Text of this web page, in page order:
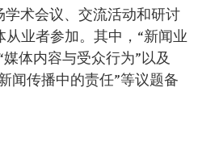
术会议、交流活动和研讨
从业者参加。其中，“新闻业
体内容与受众行为”以及
闻传播中的责任”等议题备